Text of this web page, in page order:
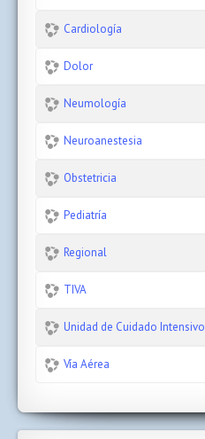
Cardiología
Dolor
Neumología
Neuroanestesia
Obstetricia
Pediatría
Regional
TIVA
Unidad de Cuidado Intensivo
Vía Aérea